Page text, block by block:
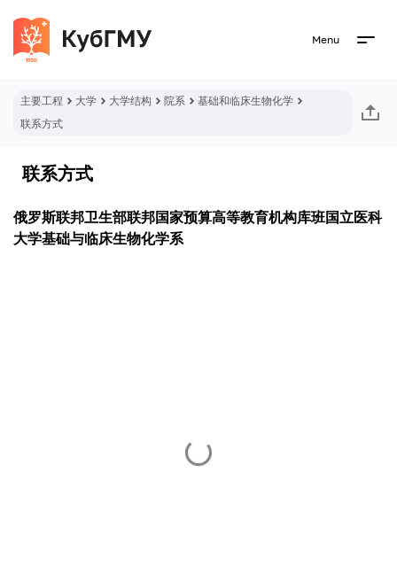
Menu
主要工程 大学 大学结构 院系
基础和临床生物化学
联系方式
联系方式
俄罗斯联邦卫生部联邦国家预算高等教育机构库班国立医科
大学基础与临床生物化学系